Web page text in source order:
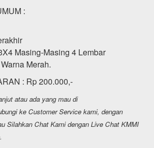
:
Masing-Masing 4 Lembar
Merah.
: Rp 200.000,-
atau ada yang mau di
ke Customer Service kami, dengan
Silahkan Chat Kami dengan Live Chat KMMI